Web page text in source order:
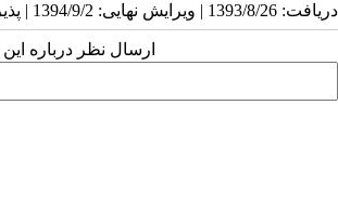
دریافت: 1393/8/26 | ویرایش نهایی: 1394/9/2 | پذیرش: 1393/12/27 | انتشار: 1394/9/1
ارسال نظر درباره